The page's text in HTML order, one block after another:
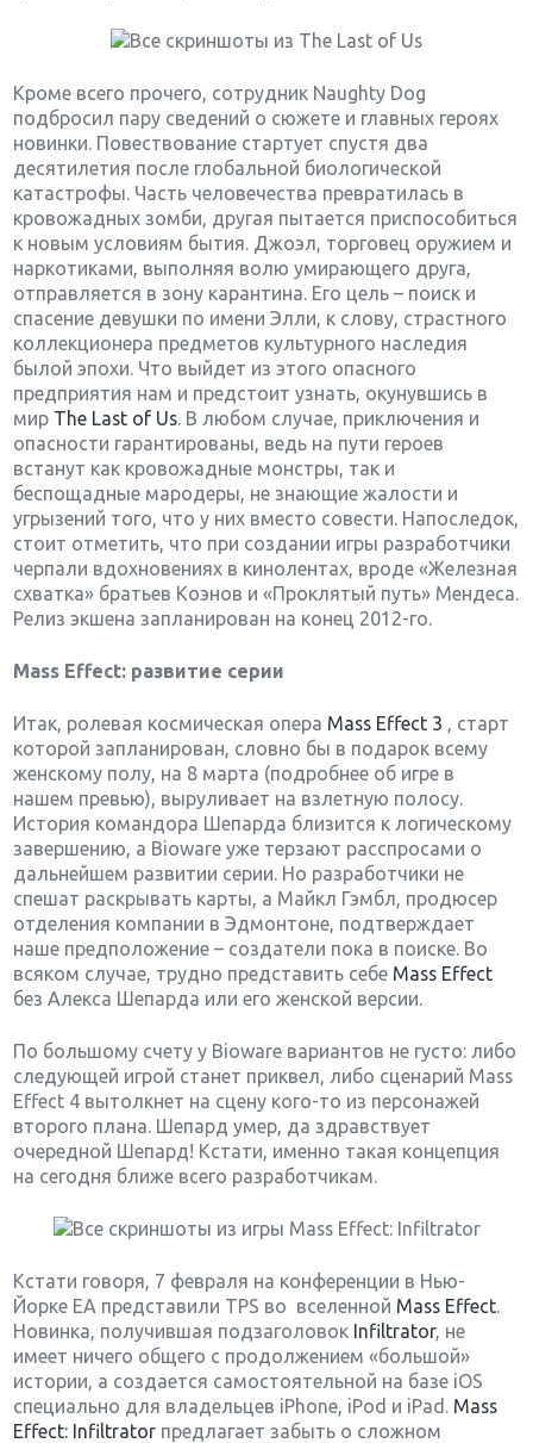
Кроме всего прочего, сотрудник Naughty Dog
подбросил пару сведений о сюжете и главных героях
новинки. Повествование стартует спустя два
десятилетия после глобальной биологической
катастрофы. Часть человечества превратилась в
кровожадных зомби, другая пытается приспособиться
к новым условиям бытия. Джоэл, торговец оружием и
наркотиками, выполняя волю умирающего друга,
отправляется в зону карантина. Его цель – поиск и
спасение девушки по имени Элли, к слову, страстного
коллекционера предметов культурного наследия
былой эпохи. Что выйдет из этого опасного
предприятия нам и предстоит узнать, окунувшись в
мир The Last of Us. В любом случае, приключения и
опасности гарантированы, ведь на пути героев
встанут как кровожадные монстры, так и
беспощадные мародеры, не знающие жалости и
угрызений того, что у них вместо совести. Напоследок,
стоит отметить, что при создании игры разработчики
черпали вдохновениях в кинолентах, вроде «Железная
схватка» братьев Коэнов и «Проклятый путь» Мендеса.
Релиз экшена запланирован на конец 2012-го.
Mass Effect: развитие серии
Итак, ролевая космическая опера Mass Effect 3 , старт
которой запланирован, словно бы в подарок всему
женскому полу, на 8 марта (подробнее об игре в
нашем превью), выруливает на взлетную полосу.
История командора Шепарда близится к логическому
завершению, а Bioware уже терзают расспросами о
дальнейшем развитии серии. Но разработчики не
спешат раскрывать карты, а Майкл Гэмбл, продюсер
отделения компании в Эдмонтоне, подтверждает
наше предположение – создатели пока в поиске. Во
всяком случае, трудно представить себе Mass Effect
без Алекса Шепарда или его женской версии.
По большому счету у Bioware вариантов не густо: либо
следующей игрой станет приквел, либо сценарий Mass
Effect 4 вытолкнет на сцену кого-то из персонажей
второго плана. Шепард умер, да здравствует
очередной Шепард! Кстати, именно такая концепция
на сегодня ближе всего разработчикам.
Кстати говоря, 7 февраля на конференции в Нью-
Йорке ЕА представили TPS во вселенной Mass Effect.
Новинка, получившая подзаголовок Infiltrator, не
имеет ничего общего с продолжением «большой»
истории, а создается самостоятельной на базе iOS
специально для владельцев iPhone, iPod и iPad. Mass
Effect: Infiltrator предлагает забыть о сложном